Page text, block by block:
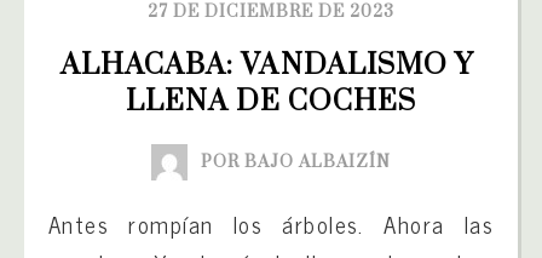
27 DE DICIEMBRE DE 2023
ALHACABA: VANDALISMO Y
LLENA DE COCHES
POR BAJO ALBAIZÍN
Antes rompían los árboles. Ahora las